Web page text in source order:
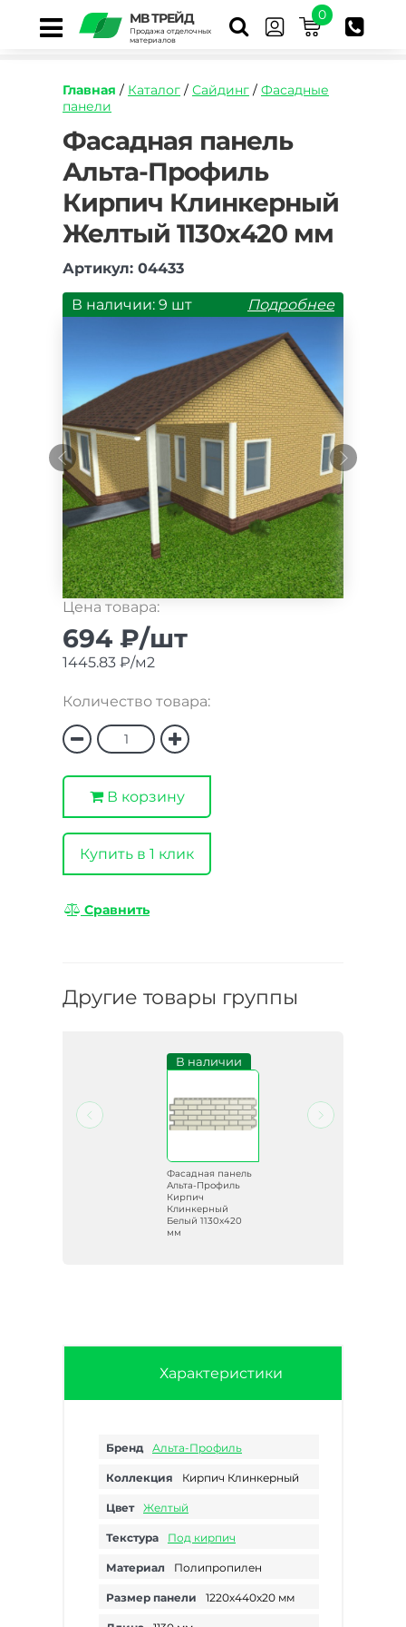
МВ ТРЕЙД
Продажа отделочных
материалов
0
Главная / Каталог / Сайдинг / Фасадные
панели
https://mvtrade.ru/images/id/normal/
panel-
alta-
profil-
kirpich-
klinkernyy-
zheltyy.jpg
Фасадная панель
Альта-Профиль
Кирпич Клинкерный
Желтый 1130х420 мм
Артикул: 04433
В наличии: 9 шт Подробнее
Цена товара:
694 ₽/шт
1445.83 ₽/м2
Количество товара:
В корзину
Купить в 1 клик
Сравнить
Другие товары группы
В наличии
Фасадная панель
Альта-Профиль
Кирпич
Клинкерный
Белый 1130х420
мм
Характеристики
Бренд Альта-Профиль
Коллекция Кирпич Клинкерный
Цвет Желтый
Текстура Под кирпич
Материал Полипропилен
Размер панели 1220х440х20 мм